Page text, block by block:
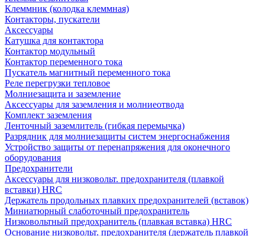
Клеммник (колодка клеммная)
Контакторы, пускатели
Аксессуары
Катушка для контактора
Контактор модульный
Контактор переменного тока
Пускатель магнитный переменного тока
Реле перегрузки тепловое
Молниезащита и заземление
Аксессуары для заземления и молниеотвода
Комплект заземления
Ленточный заземлитель (гибкая перемычка)
Разрядник для молниезащиты систем энергоснабжения
Устройство защиты от перенапряжения для оконечного
оборудования
Предохранители
Аксессуары для низковольт. предохранителя (плавкой
вставки) HRC
Держатель продольных плавких предохранителей (вставок)
Миниатюрный слаботочный предохранитель
Низковольтный предохранитель (плавкая вставка) HRC
Основание низковольт. предохранителя (держатель плавкой